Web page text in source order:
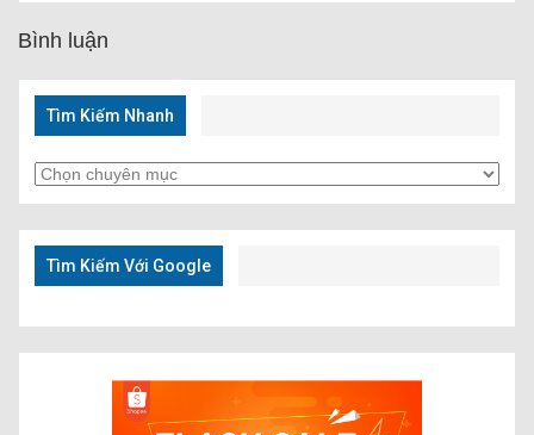
Bình luận
Tìm Kiếm Nhanh
Tìm
Kiếm
Nhanh
Tìm Kiếm Với Google